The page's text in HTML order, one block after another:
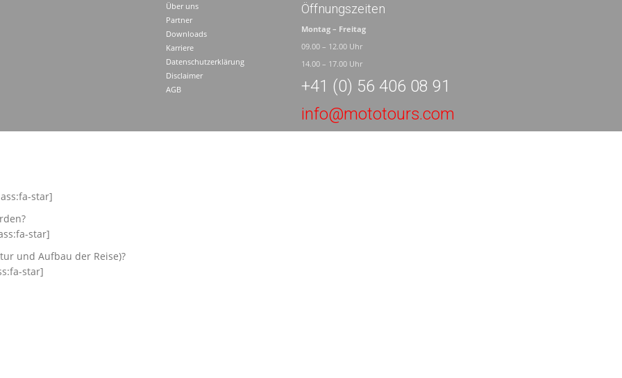
Über uns
Partner
Downloads
Karriere
Datenschutzerklärung
Disclaimer
AGB
Öffnungszeiten
Montag – Freitag
09.00 – 12.00 Uhr
14.00 – 17.00 Uhr
+41 (0) 56 406 08 91
info@mototours.com
star]
star]
und Aufbau der Reise)?
star]